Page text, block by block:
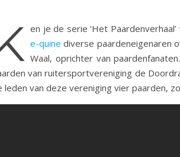
en je de serie ‘Het
e-quine diverse paardeneigenaren
Waal, oprichter van
van ruitersportvereniging de
leden van deze vereniging vier paarden,